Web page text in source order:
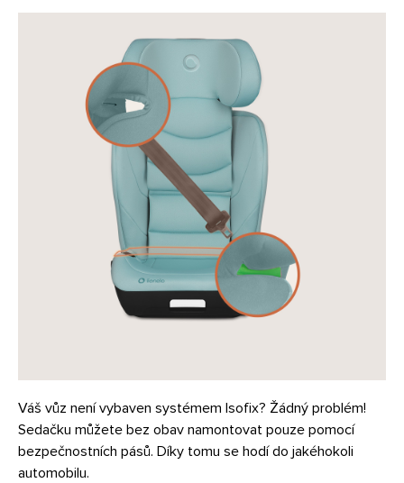
Váš vůz není vybaven systémem Isofix? Žádný problém!
Sedačku můžete bez obav namontovat pouze pomocí
bezpečnostních pásů. Díky tomu se hodí do jakéhokoli
automobilu.